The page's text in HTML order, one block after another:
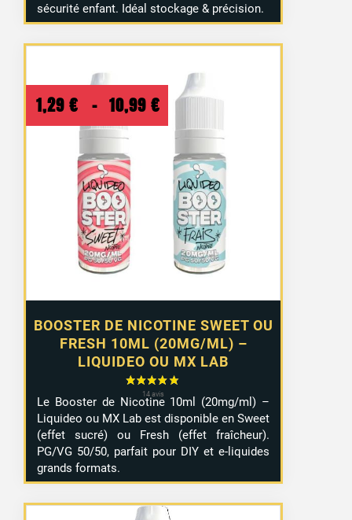
sécurité enfant. Idéal stockage & précision.
BOOSTER DE NICOTINE SWEET OU
FRESH 10ML (20MG/ML) –
LIQUIDEO OU MX LAB
1,29 € – 10,99 €
Plage
de
prix :
1,29 €
10,99 €
Le Booster de Nicotine 10ml (20mg/ml) –
Liquideo ou MX Lab est disponible en Sweet
(effet sucré) ou Fresh (effet fraîcheur).
PG/VG 50/50, parfait pour DIY et e-liquides
grands formats.